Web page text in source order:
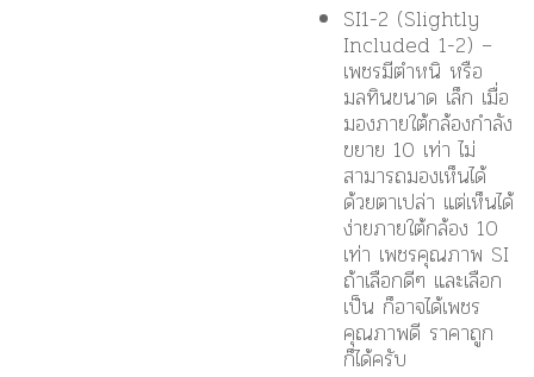
SI1-2 (Slightly
Included 1-2) –
เพชรมีตำหนิ หรือ
มลทินขนาด เล็ก เมื่อ
มองภายใต้กล้องกำลัง
ขยาย 10 เท่า ไม่
สามารถมองเห็นได้
ด้วยตาเปล่า แต่เห็นได้
ง่ายภายใต้กล้อง 10
เท่า เพชรคุณภาพ SI
ถ้าเลือกดีๆ และเลือก
เป็น ก็อาจได้เพชร
คุณภาพดี ราคาถูก
ก็ได้ครับ